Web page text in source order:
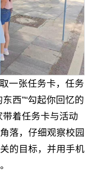
一张任务卡，任务
西”“勾起你回忆的
带着任务卡与活动
落，仔细观察校园
的目标，并用手机